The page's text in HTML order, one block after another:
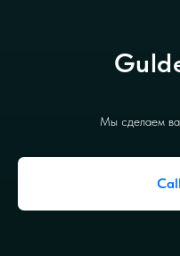
Мы сделаем